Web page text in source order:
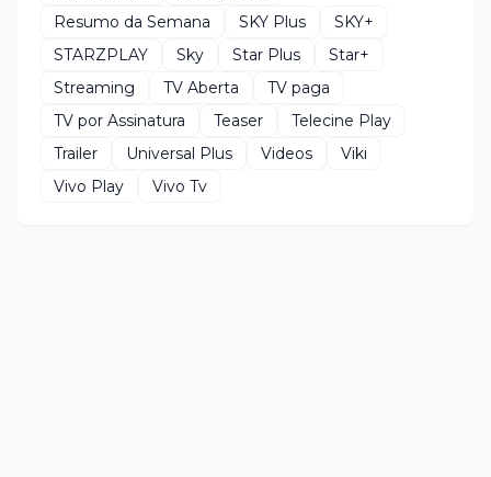
Resumo da Semana
SKY Plus
SKY+
STARZPLAY
Sky Star Plus
Star+
Streaming
TV Aberta
TV paga
TV por Assinatura
Teaser
Telecine Play
Trailer
Universal Plus Videos
Viki
Vivo Play
Vivo Tv